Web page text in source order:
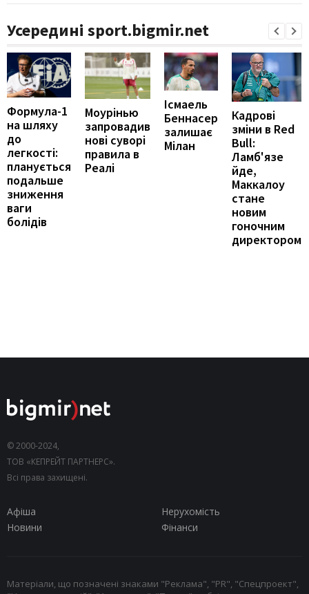
Усередині sport.bigmir.net
Формула-1
на шляху
до
легкості:
планується
подальше
зниження
ваги
болідів
Моурінью
запровадив
нові суворі
правила в
Реалі
Ісмаель
Беннасер
залишає
Мілан
Кадрові
зміни в Red
Bull:
Ламб'язе
йде,
Маккалоу
стане
новим
гоночним
директором
© 2000-2024,
ТОВ «КЕПРЕЙТ ПАРТНЕРС».
Всі права захищені.
Афіша
Нерухомість
Новини
Фінанси
Матеріали, що позначені знаками "Реклама", "PR", "Спецпроект",